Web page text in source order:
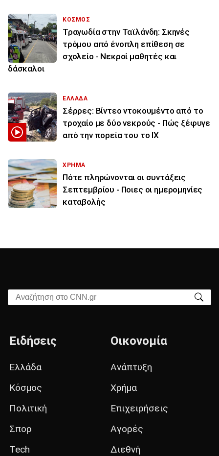
ΚΟΣΜΟΣ
Τραγωδία στην Ταϊλάνδη: Σκηνές
τρόμου από ένοπλη επίθεση σε
σχολείο - Νεκροί μαθητές και
δάσκαλοι
ΕΛΛΑΔΑ
Σέρρες: Βίντεο ντοκουμέντο από το
τροχαίο με δύο νεκρούς - Πώς ξέφυγε
από την πορεία του το ΙΧ
ΧΡΗΜΑ
Πότε πληρώνονται οι συντάξεις
Σεπτεμβρίου - Ποιες οι ημερομηνίες
καταβολής
Αναζήτηση στο CNN.gr
Ειδήσεις
Ελλάδα
Κόσμος
Πολιτική
Σπορ
Tech
Οικονομία
Ανάπτυξη
Χρήμα
Επιχειρήσεις
Αγορές
Διεθνή